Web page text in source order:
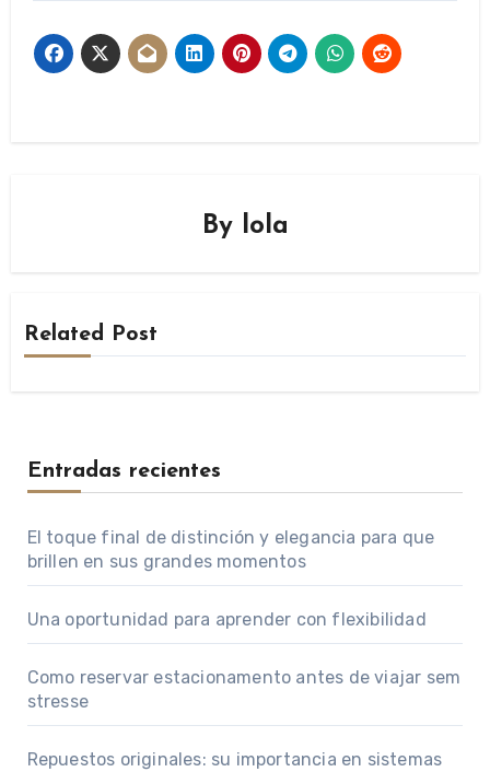
By lola
Related Post
Entradas recientes
El toque final de distinción y elegancia para que
brillen en sus grandes momentos
Una oportunidad para aprender con flexibilidad
Como reservar estacionamento antes de viajar sem
stresse
Repuestos originales: su importancia en sistemas